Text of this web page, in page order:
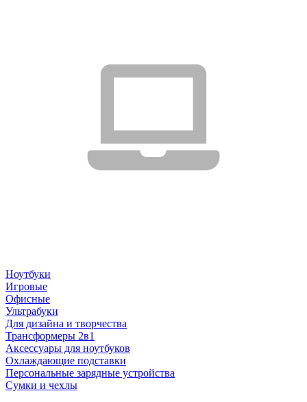
Ноутбуки
Игровые
Офисные
Ультрабуки
Для дизайна и творчества
Трансформеры 2в1
Аксессуары для ноутбуков
Охлаждающие подставки
Персональные зарядные устройства
Сумки и чехлы